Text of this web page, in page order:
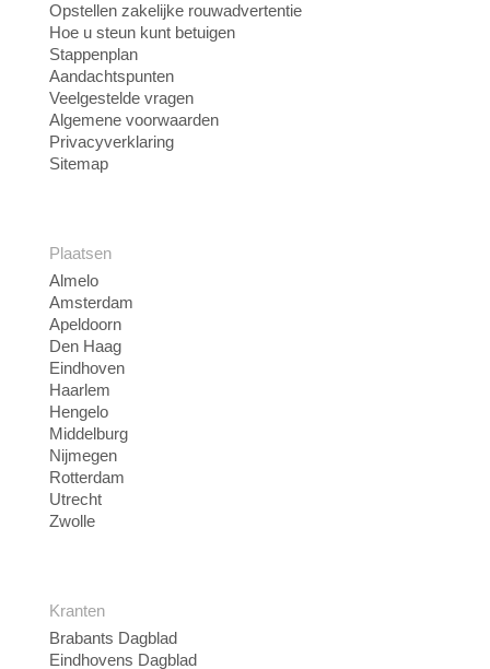
Opstellen zakelijke rouwadvertentie
Hoe u steun kunt betuigen
Stappenplan
Aandachtspunten
Veelgestelde vragen
Algemene voorwaarden
Privacyverklaring
Sitemap
Plaatsen
Almelo
Amsterdam
Apeldoorn
Den Haag
Eindhoven
Haarlem
Hengelo
Middelburg
Nijmegen
Rotterdam
Utrecht
Zwolle
Kranten
Brabants Dagblad
Eindhovens Dagblad